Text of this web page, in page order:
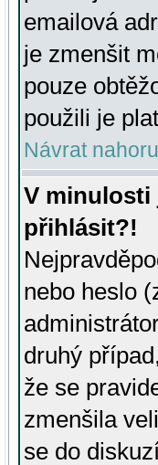
emailová
je zmenšit
pouze
použili je
Návrat nahoru
V minulosti
přihlásit?!
nebo heslo
druhý
že se
zmenšila
se do